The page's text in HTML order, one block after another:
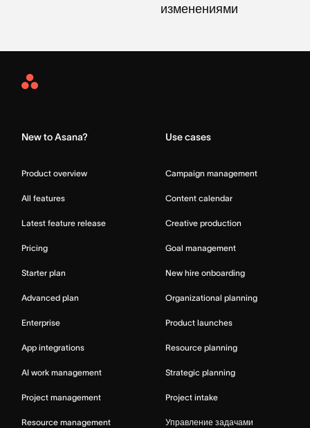
изменениями
Asana
New to Asana?
Product overview
All features
Latest feature release
Pricing
Starter plan
Advanced plan
Enterprise
App integrations
AI work management
Project management
Resource management
Use cases
Campaign management
Content calendar
Creative production
Goal management
New hire onboarding
Organizational planning
Product launches
Resource planning
Strategic planning
Project intake
Управление задачами